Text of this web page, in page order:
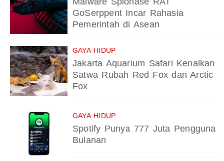
GoSerppent Incar Rahasia
Pemerintah di Asean
GAYA HIDUP
Jakarta Aquarium Safari Kenalkan
Satwa Rubah Red Fox dan Arctic
Fox
GAYA HIDUP
Spotify Punya 777 Juta Pengguna
Bulanan